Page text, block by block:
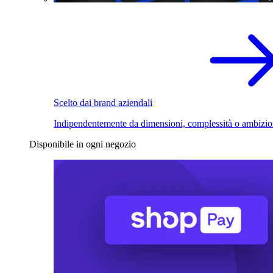
Scelto dai brand aziendali
Indipendentemente da dimensioni, complessità o
Disponibile in ogni negozio